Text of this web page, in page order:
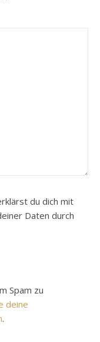
du dich mit
Daten durch
Spam zu
deine
.